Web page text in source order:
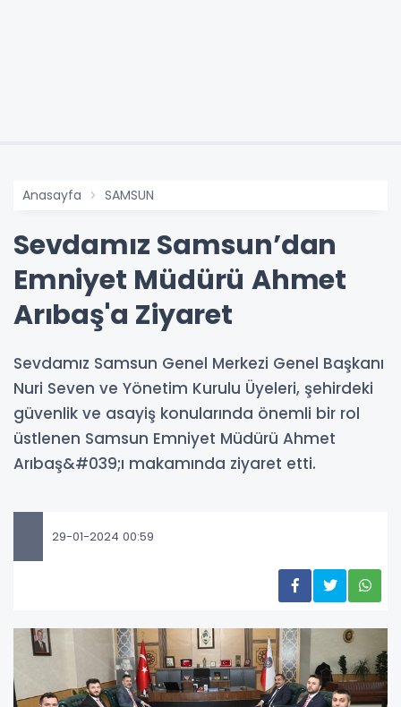
Anasayfa SAMSUN
Sevdamız Samsun’dan
Emniyet Müdürü Ahmet
Arıbaş'a Ziyaret
Sevdamız Samsun Genel Merkezi Genel Başkanı
Nuri Seven ve Yönetim Kurulu Üyeleri, şehirdeki
güvenlik ve asayiş konularında önemli bir rol
üstlenen Samsun Emniyet Müdürü Ahmet
Arıbaş&#039;ı makamında ziyaret etti.
29-01-2024 00:59